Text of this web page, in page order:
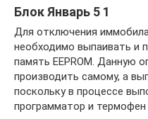
Блок Январь 5 1
Для отключения
необходимо выпаивать и
память EEPROM. Данную
производить самому, а
поскольку в процессе
программатор и термофен